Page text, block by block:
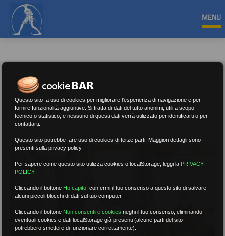
MENU
PENSIONI
Questo sito fa uso di cookies per migliorare l'esperienza di navigazione e per
fornire funzionalità aggiuntive. Si tratta di dati del tutto anonimi, utili a scopo
tecnico o statistico, e nessuno di questi dati verrà utilizzato per identificarti o per
contattarti.
Questo sito potrebbe fare uso di cookies di terze parti. Maggiori dettagli sono
presenti sulla privacy policy.
Per sapere come questo sito utilizza cookies o localStorage, leggi la PRIVACY
POLICY.
Cliccando il bottone Ho capito ,confermi il tuo consenso a questo sito di salvare
alcuni piccoli blocchi di dati sul tuo computer.
Cliccando il bottone Non consentire cookies neghi il tuo consenso, eliminando
eventuali cookies e dati localStorage già presenti (alcune parti del sito
potrebbero smettere di funzionare correttamente).